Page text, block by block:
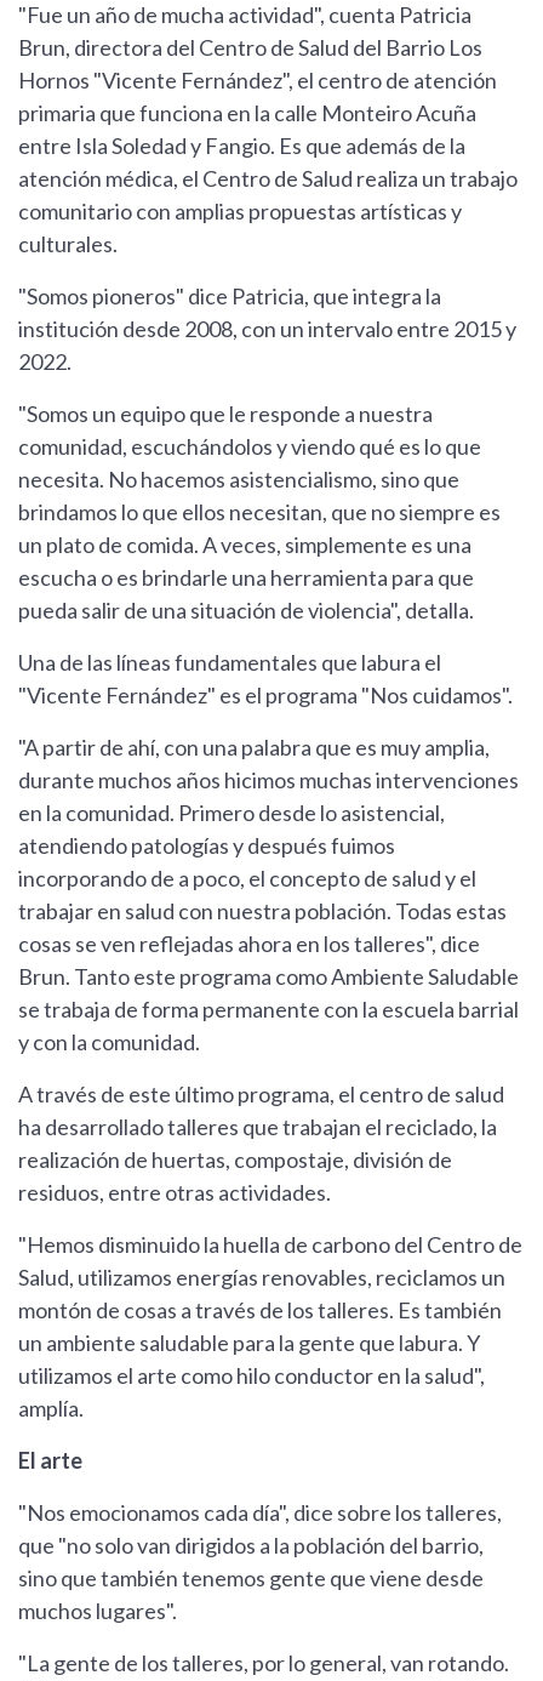
"Fue un año de mucha actividad", cuenta Patricia
Brun, directora del Centro de Salud del Barrio Los
Hornos "Vicente Fernández", el centro de atención
primaria que funciona en la calle Monteiro Acuña
entre Isla Soledad y Fangio. Es que además de la
atención médica, el Centro de Salud realiza un trabajo
comunitario con amplias propuestas artísticas y
culturales.
"Somos pioneros" dice Patricia, que integra la
institución desde 2008, con un intervalo entre 2015 y
2022.
"Somos un equipo que le responde a nuestra
comunidad, escuchándolos y viendo qué es lo que
necesita. No hacemos asistencialismo, sino que
brindamos lo que ellos necesitan, que no siempre es
un plato de comida. A veces, simplemente es una
escucha o es brindarle una herramienta para que
pueda salir de una situación de violencia", detalla.
Una de las líneas fundamentales que labura el
"Vicente Fernández" es el programa "Nos cuidamos".
"A partir de ahí, con una palabra que es muy amplia,
durante muchos años hicimos muchas intervenciones
en la comunidad. Primero desde lo asistencial,
atendiendo patologías y después fuimos
incorporando de a poco, el concepto de salud y el
trabajar en salud con nuestra población. Todas estas
cosas se ven reflejadas ahora en los talleres", dice
Brun. Tanto este programa como Ambiente Saludable
se trabaja de forma permanente con la escuela barrial
y con la comunidad.
A través de este último programa, el centro de salud
ha desarrollado talleres que trabajan el reciclado, la
realización de huertas, compostaje, división de
residuos, entre otras actividades.
"Hemos disminuido la huella de carbono del Centro de
Salud, utilizamos energías renovables, reciclamos un
montón de cosas a través de los talleres. Es también
un ambiente saludable para la gente que labura. Y
utilizamos el arte como hilo conductor en la salud",
amplía.
El arte
"Nos emocionamos cada día", dice sobre los talleres,
que "no solo van dirigidos a la población del barrio,
sino que también tenemos gente que viene desde
muchos lugares".
"La gente de los talleres, por lo general, van rotando.